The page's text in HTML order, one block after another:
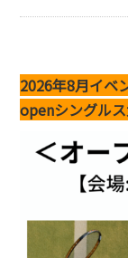
2026年8月イベ
openシングルス